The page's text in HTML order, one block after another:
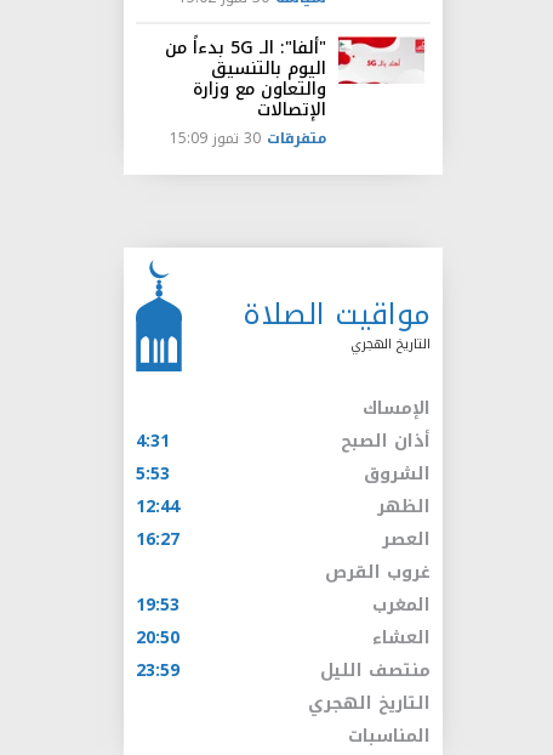
"ألفا": الـ 5G بدءاً من
اليوم بالتنسيق
والتعاون مع وزارة
الإتصالات
متفرقات 30 تموز 15:09
مواقيت الصلاة
التاريخ الهجري
الإمساك
أذان الصبح
4:31
الشروق
5:53
الظهر
12:44
العصر
16:27
غروب القرص
المغرب
19:53
العشاء
20:50
منتصف الليل
23:59
التاريخ الهجري
المناسبات